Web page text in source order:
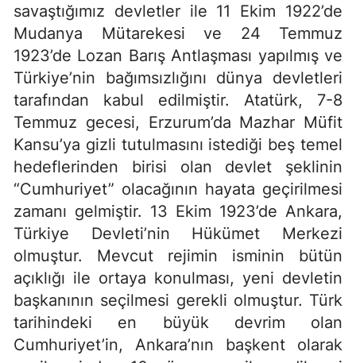
savaştığımız devletler ile 11 Ekim 1922’de
Mudanya Mütarekesi ve 24 Temmuz
1923’de Lozan Barış Antlaşması yapılmış ve
Türkiye’nin bağımsızlığını dünya devletleri
tarafından kabul edilmiştir. Atatürk, 7-8
Temmuz gecesi, Erzurum’da Mazhar Müfit
Kansu’ya gizli tutulmasını istediği beş temel
hedeflerinden birisi olan devlet şeklinin
“Cumhuriyet” olacağının hayata geçirilmesi
zamanı gelmiştir. 13 Ekim 1923’de Ankara,
Türkiye Devleti’nin Hükümet Merkezi
olmuştur. Mevcut rejimin isminin bütün
açıklığı ile ortaya konulması, yeni devletin
başkanının seçilmesi gerekli olmuştur. Türk
tarihindeki en büyük devrim olan
Cumhuriyet’in, Ankara’nın başkent olarak